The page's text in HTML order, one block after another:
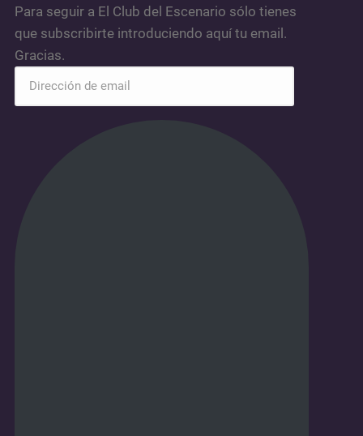
Para seguir a El Club del Escenario sólo tienes
que subscribirte introduciendo aquí tu email.
Gracias.